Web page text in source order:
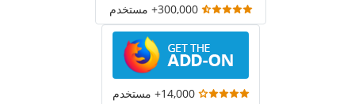
300,000+ مستخدم
14,000+ مستخدم